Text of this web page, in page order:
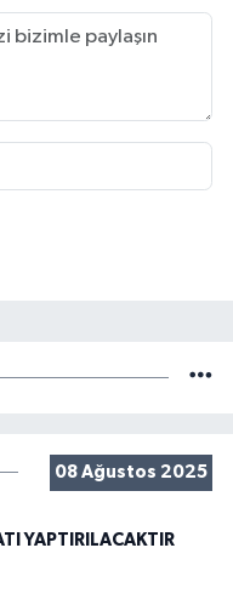
08 Ağustos 2025
YAPTIRILACAKTIR